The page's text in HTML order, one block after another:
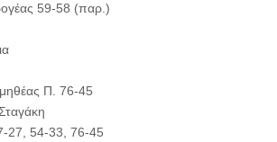
59-58 (παρ.)
Π. 76-45
27, 54-33, 76-45